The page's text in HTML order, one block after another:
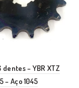
dentes – YBR XTZ
– Aço 1045